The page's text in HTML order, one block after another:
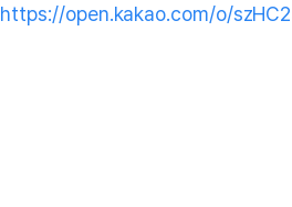
https://open.kakao.com/o/